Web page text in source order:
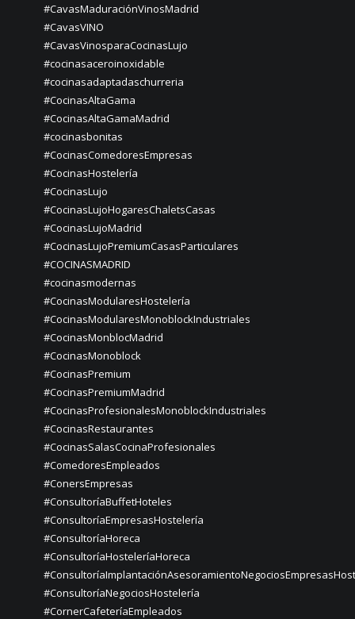
#CavasMaduraciónVinosMadrid
#CavasVINO
#CavasVinosparaCocinasLujo
#cocinasaceroinoxidable
#cocinasadaptadaschurreria
#CocinasAltaGama
#CocinasAltaGamaMadrid
#cocinasbonitas
#CocinasComedoresEmpresas
#CocinasHostelería
#CocinasLujo
#CocinasLujoHogaresChaletsCasas
#CocinasLujoMadrid
#CocinasLujoPremiumCasasParticulares
#COCINASMADRID
#cocinasmodernas
#CocinasModularesHostelería
#CocinasModularesMonoblockIndustriales
#CocinasMonblocMadrid
#CocinasMonoblock
#CocinasPremium
#CocinasPremiumMadrid
#CocinasProfesionalesMonoblockIndustriales
#CocinasRestaurantes
#CocinasSalasCocinaProfesionales
#ComedoresEmpleados
#ConersEmpresas
#ConsultoríaBuffetHoteles
#ConsultoríaEmpresasHostelería
#ConsultoríaHoreca
#ConsultoríaHosteleríaHoreca
#ConsultoríaNegociosHostelería
#CornerCafeteríaEmpleados